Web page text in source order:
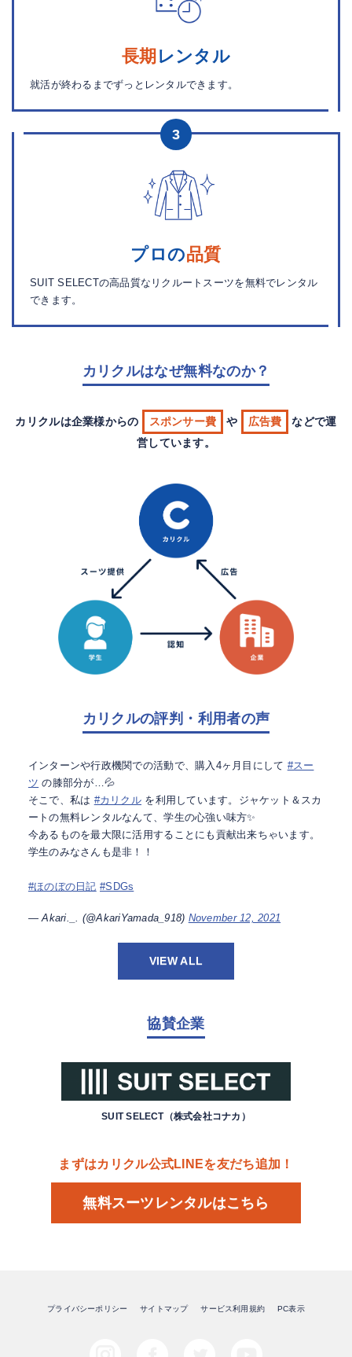
長期 レンタル
就活が終わるまでずっとレンタルできます。
3
プロの品質
SUIT SELECTの高品質なリクルートスーツを無料でレンタル
できます。
カリクルはなぜ無料なのか？
カリクルは企業様からの スポンサー費 や 広告費
などで運
営しています。
カリクルの評判・利用者の声
インターンや行政機関での活動で、購入4ヶ月目にして #スー
ツ の膝部分が…💦
そこで、私は #カリクル を利用しています。ジャケット＆スカ
ートの無料レンタルなんて、学生の心強い味方✨
今あるものを最大限に活用することにも貢献出来ちゃいます。
学生のみなさんも是非！！
#ほのぼの日記 #SDGs
— Akari._. (@AkariYamada_918) November 12, 2021
VIEW ALL
協賛企業
SUIT SELECT（株式会社コナカ）
まずはカリクル公式LINEを友だち追加！
無料スーツレンタルはこちら
プライバシーポリシー サイトマップ サービス利用規約 PC表示